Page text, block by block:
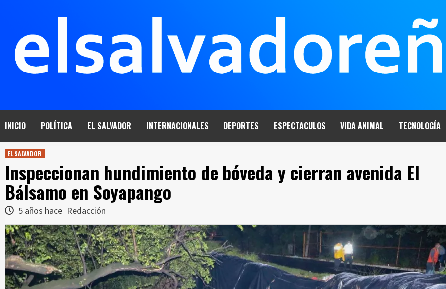
INICIO POLÍTICA EL SALVADOR INTERNACIONALES DEPORTES ESPECTACULOS VIDA ANIMAL TECNOLOGÍA
EL SALVADOR
Inspeccionan hundimiento de bóveda y cierran avenida El
Bálsamo en Soyapango
5 años hace Redacción